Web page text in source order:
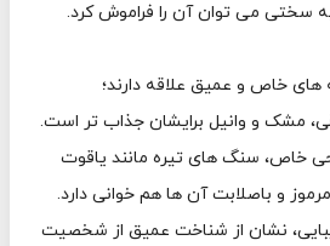
سختی می توان آن را فراموش کرد.
های خاص و عمیق علاقه دارند؛
مشک و وانیل برایشان جذاب تر است.
خاص، سنگ های تیره مانند یاقوت
و باصلابت آن ها هم خوانی دارد.
نشان از شناخت عمیق از شخصیت